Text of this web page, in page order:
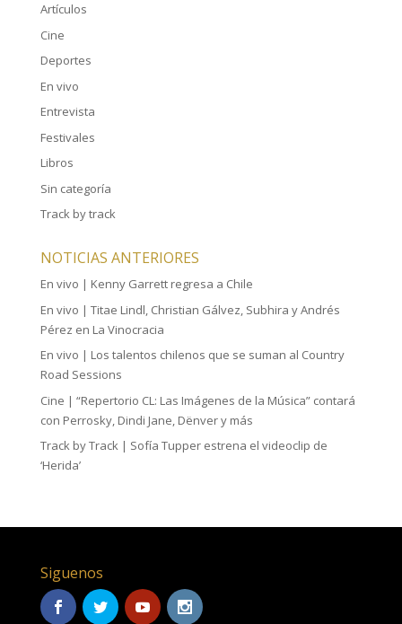
Artículos
Cine
Deportes
En vivo
Entrevista
Festivales
Libros
Sin categoría
Track by track
NOTICIAS ANTERIORES
En vivo | Kenny Garrett regresa a Chile
En vivo | Titae Lindl, Christian Gálvez, Subhira y Andrés
Pérez en La Vinocracia
En vivo | Los talentos chilenos que se suman al Country
Road Sessions
Cine | “Repertorio CL: Las Imágenes de la Música” contará
con Perrosky, Dindi Jane, Dënver y más
Track by Track | Sofía Tupper estrena el videoclip de
‘Herida’
Siguenos